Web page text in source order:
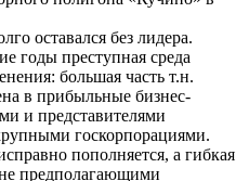
оставался без лидера.
годы преступная среда
большая часть т.н.
в прибыльные бизнес-
и представителями
госкорпорациями.
пополняется, а гибкая
предполагающими